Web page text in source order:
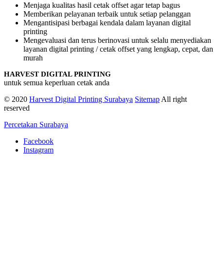
Menjaga kualitas hasil cetak offset agar tetap bagus
Memberikan pelayanan terbaik untuk setiap pelanggan
Mengantisipasi berbagai kendala dalam layanan digital
printing
Mengevaluasi dan terus berinovasi untuk selalu menyediakan
layanan digital printing / cetak offset yang lengkap, cepat, dan
murah
HARVEST DIGITAL PRINTING
untuk semua keperluan cetak anda
© 2020 Harvest Digital Printing Surabaya Sitemap All right
reserved
Percetakan Surabaya
Facebook
Instagram